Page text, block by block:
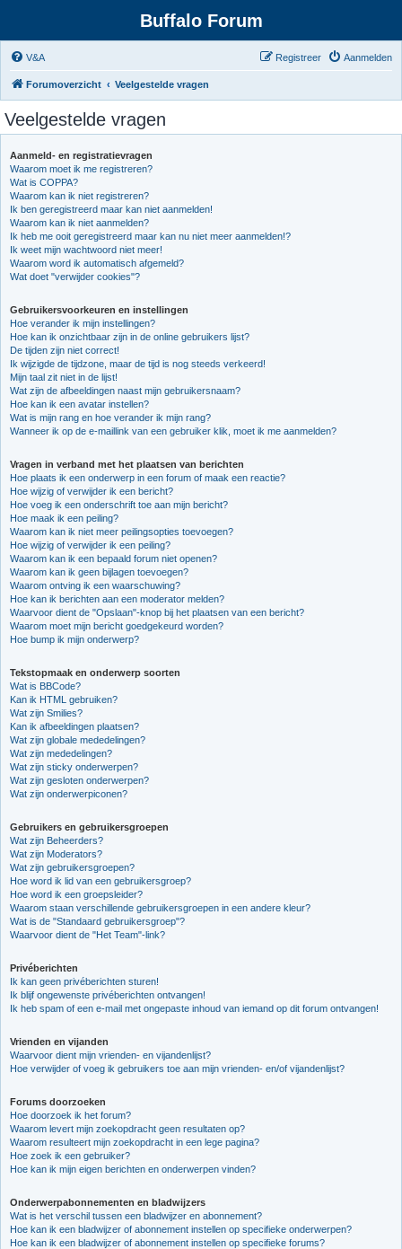
Buffalo Forum
V&A Aanmelden
Registreer
Forumoverzicht Veelgestelde vragen
Veelgestelde vragen
Aanmeld- en registratievragen
Waarom moet ik me registreren?
Wat is COPPA?
Waarom kan ik niet registreren?
Ik ben geregistreerd maar kan niet aanmelden!
Waarom kan ik niet aanmelden?
Ik heb me ooit geregistreerd maar kan nu niet meer aanmelden!?
Ik weet mijn wachtwoord niet meer!
Waarom word ik automatisch afgemeld?
Wat doet "verwijder cookies"?
Gebruikersvoorkeuren en instellingen
Hoe verander ik mijn instellingen?
Hoe kan ik onzichtbaar zijn in de online gebruikers lijst?
De tijden zijn niet correct!
Ik wijzigde de tijdzone, maar de tijd is nog steeds verkeerd!
Mijn taal zit niet in de lijst!
Wat zijn de afbeeldingen naast mijn gebruikersnaam?
Hoe kan ik een avatar instellen?
Wat is mijn rang en hoe verander ik mijn rang?
Wanneer ik op de e-maillink van een gebruiker klik, moet ik me aanmelden?
Vragen in verband met het plaatsen van berichten
Hoe plaats ik een onderwerp in een forum of maak een reactie?
Hoe wijzig of verwijder ik een bericht?
Hoe voeg ik een onderschrift toe aan mijn bericht?
Hoe maak ik een peiling?
Waarom kan ik niet meer peilingsopties toevoegen?
Hoe wijzig of verwijder ik een peiling?
Waarom kan ik een bepaald forum niet openen?
Waarom kan ik geen bijlagen toevoegen?
Waarom ontving ik een waarschuwing?
Hoe kan ik berichten aan een moderator melden?
Waarvoor dient de "Opslaan"-knop bij het plaatsen van een bericht?
Waarom moet mijn bericht goedgekeurd worden?
Hoe bump ik mijn onderwerp?
Tekstopmaak en onderwerp soorten
Wat is BBCode?
Kan ik HTML gebruiken?
Wat zijn Smilies?
Kan ik afbeeldingen plaatsen?
Wat zijn globale mededelingen?
Wat zijn mededelingen?
Wat zijn sticky onderwerpen?
Wat zijn gesloten onderwerpen?
Wat zijn onderwerpiconen?
Gebruikers en gebruikersgroepen
Wat zijn Beheerders?
Wat zijn Moderators?
Wat zijn gebruikersgroepen?
Hoe word ik lid van een gebruikersgroep?
Hoe word ik een groepsleider?
Waarom staan verschillende gebruikersgroepen in een andere kleur?
Wat is de "Standaard gebruikersgroep"?
Waarvoor dient de "Het Team"-link?
Privéberichten
Ik kan geen privéberichten sturen!
Ik blijf ongewenste privéberichten ontvangen!
Ik heb spam of een e-mail met ongepaste inhoud van iemand op dit forum ontvangen!
Vrienden en vijanden
Waarvoor dient mijn vrienden- en vijandenlijst?
Hoe verwijder of voeg ik gebruikers toe aan mijn vrienden- en/of vijandenlijst?
Forums doorzoeken
Hoe doorzoek ik het forum?
Waarom levert mijn zoekopdracht geen resultaten op?
Waarom resulteert mijn zoekopdracht in een lege pagina?
Hoe zoek ik een gebruiker?
Hoe kan ik mijn eigen berichten en onderwerpen vinden?
Onderwerpabonnementen en bladwijzers
Wat is het verschil tussen een bladwijzer en abonnement?
Hoe kan ik een bladwijzer of abonnement instellen op specifieke onderwerpen?
Hoe kan ik een bladwijzer of abonnement instellen op specifieke forums?